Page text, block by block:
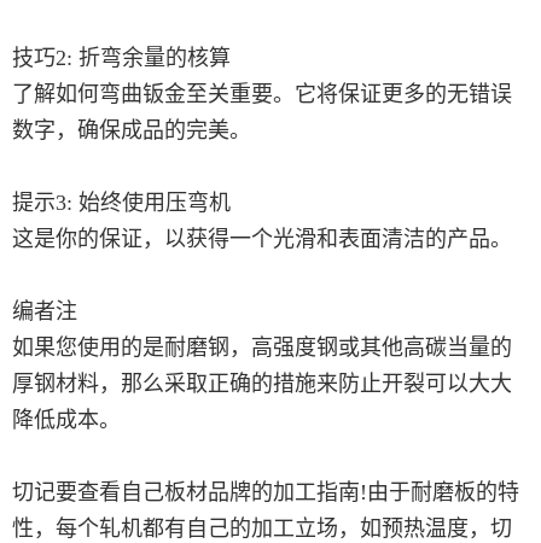
技巧2: 折弯余量的核算
了解如何弯曲钣金至关重要。它将保证更多的无错误
数字，确保成品的完美。
提示3: 始终使用压弯机
这是你的保证，以获得一个光滑和表面清洁的产品。
编者注
如果您使用的是耐磨钢，高强度钢或其他高碳当量的
厚钢材料，那么采取正确的措施来防止开裂可以大大
降低成本。
切记要查看自己板材品牌的加工指南!由于耐磨板的特
性，每个轧机都有自己的加工立场，如预热温度，切